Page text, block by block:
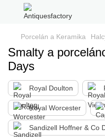
Porcelán a Keramika
Smalty a
Days
Royal Doulton
Royal Worcester
Sandizell Hoffner & Co